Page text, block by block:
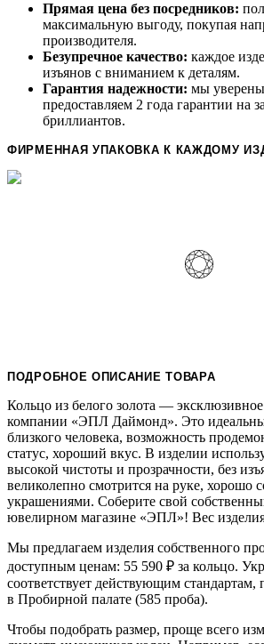
Прямая цена без посредников:
максимальную выгоду, покупая
производителя.
Безупречное качество: каждое
изъянов с вниманием к деталям.
Гарантия надежности: мы уверены
предоставляем 2 года гарантии на
бриллиантов.
ФИРМЕННАЯ УПАКОВКА К КАЖДОМУ
ПОДРОБНОЕ ОПИСАНИЕ ТОВАРА
Кольцо из белого золота —
компании «ЭПЛ Даймонд». Это
близкого человека, возможность
статус, хороший вкус. В изделии
высокой чистоты и прозрачности, без
великолепно смотрится на руке, хорошо
украшениями. Соберите свой
ювелирном магазине «ЭПЛ»! Вес
Мы предлагаем изделия собственного
доступным ценам: 55 590 ₽ за кольцо.
соответствует действующим
в Пробирной палате (585 проба).
Чтобы подобрать размер, проще всего